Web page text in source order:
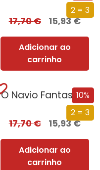
2 = 3
17,70€ 15,93€
Adicionar ao
carrinho
10%
2 = 3
O Navio Fantasma
17,70€ 15,93€
Adicionar ao
carrinho